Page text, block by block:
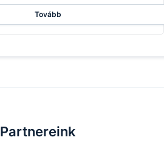
Tovább
Partnereink